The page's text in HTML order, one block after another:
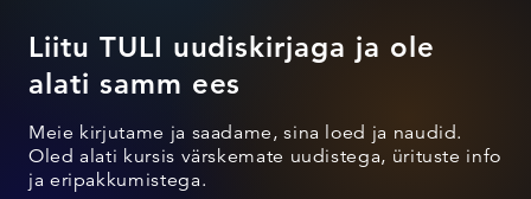
Liitu TULI uudiskirjaga ja ole
alati samm ees
Meie kirjutame ja saadame, sina loed ja naudid.
Oled alati kursis värskemate uudistega, ürituste info
ja eripakkumistega.